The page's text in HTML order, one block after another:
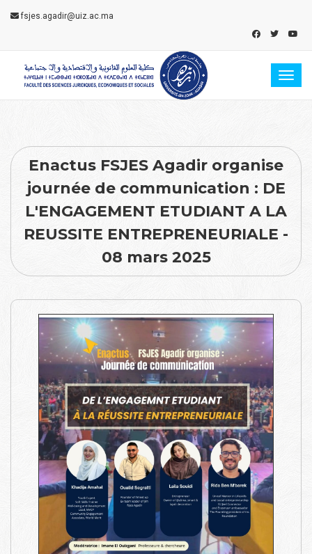
fsjes.agadir@uiz.ac.ma
Enactus FSJES Agadir organise
journée de communication : DE
L'ENGAGEMENT ETUDIANT A LA
REUSSITE ENTREPRENEURIALE -
08 mars 2025